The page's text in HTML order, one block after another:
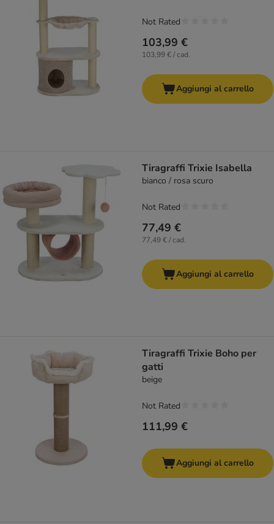
103,99 €
103,99 € / cad.
Not Rated
Aggiungi al carrello
Tiragraffi Trixie Isabella
bianco / rosa scuro
77,49 €
77,49 € / cad.
Not Rated
Aggiungi al carrello
Tiragraffi Trixie Boho per
gatti
beige
111,99 €
Not Rated
Aggiungi al carrello